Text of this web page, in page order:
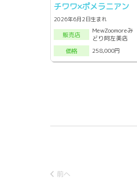
チワワ×ポメラニアン
2026年6月2日生まれ
販売店
MewZoomoreみ
どり阿左美店
価格
258,000円
前へ